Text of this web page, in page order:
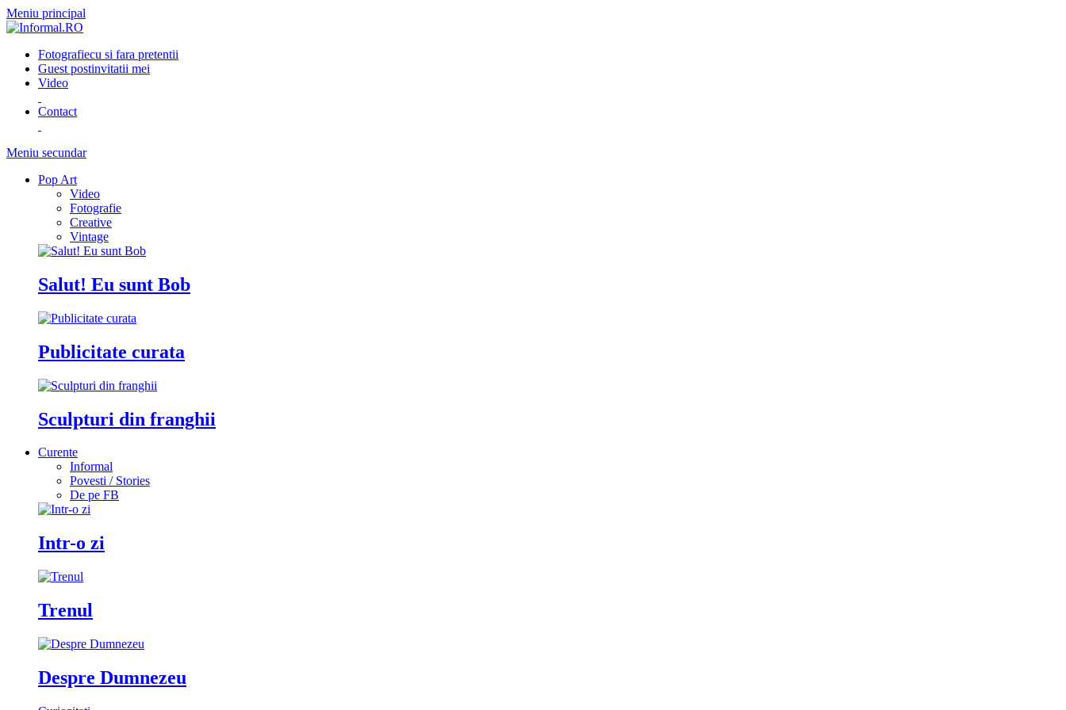
Meniu principal
Fotografiecu si fara pretentii
Guest postinvitatii mei
Video
Contact
Meniu secundar
Pop Art
Video
Fotografie
Creative
Vintage
Salut! Eu sunt Bob
Publicitate curata
Sculpturi din franghii
Curente
Informal
Povesti / Stories
De pe FB
Intr-o zi
Trenul
Despre Dumnezeu